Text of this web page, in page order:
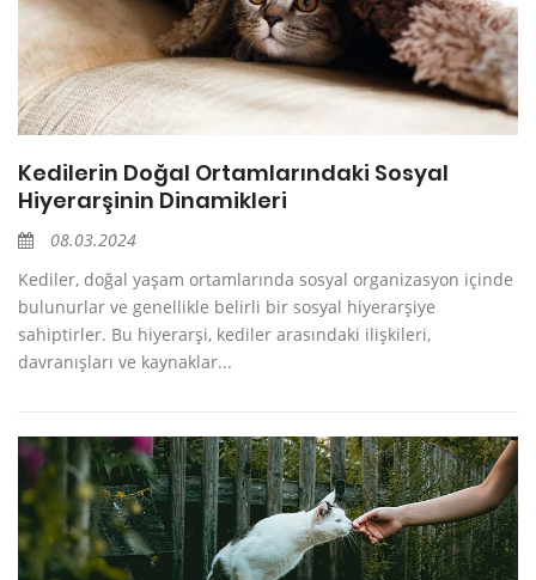
Kedilerin Doğal Ortamlarındaki Sosyal
Hiyerarşinin Dinamikleri
08.03.2024
Kediler, doğal yaşam ortamlarında sosyal organizasyon içinde
bulunurlar ve genellikle belirli bir sosyal hiyerarşiye
sahiptirler. Bu hiyerarşi, kediler arasındaki ilişkileri,
davranışları ve kaynaklar...